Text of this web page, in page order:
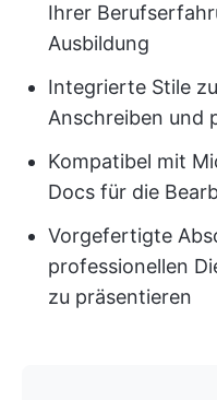
Ihrer
Ausbildung
Integrierte Stile
Anschreiben und
Kompatibel mit
Docs für die
Vorgefertigte
professionellen
zu präsentieren